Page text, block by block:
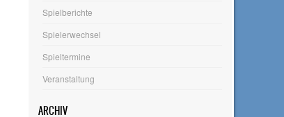
Spielberichte
Spielerwechsel
Spieltermine
Veranstaltung
ARCHIV